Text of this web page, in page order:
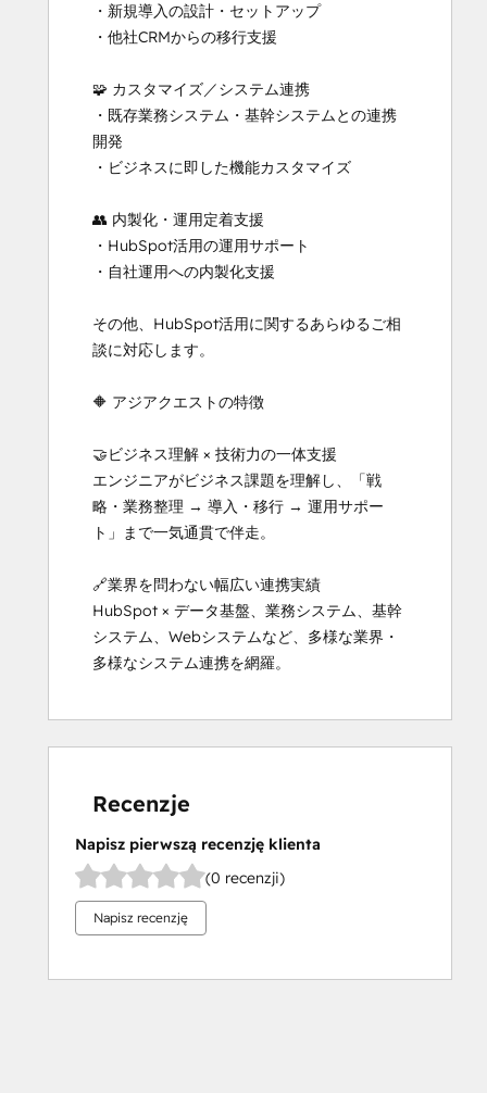
・新規導入の設計・セットアップ
・他社CRMからの移行支援
🧩 カスタマイズ／システム連携
・既存業務システム・基幹システムとの連携
開発
・ビジネスに即した機能カスタマイズ
👥 内製化・運用定着支援
・HubSpot活用の運用サポート
・自社運用への内製化支援
その他、HubSpot活用に関するあらゆるご相
談に対応します。
🔶 アジアクエストの特徴
🤝ビジネス理解 × 技術力の一体支援
エンジニアがビジネス課題を理解し、「戦
略・業務整理 → 導入・移行 → 運用サポー
ト」まで一気通貫で伴走。
🔗業界を問わない幅広い連携実績
HubSpot × データ基盤、業務システム、基幹
システム、Webシステムなど、多様な業界・
多様なシステム連携を網羅。
Recenzje
Napisz pierwszą recenzję klienta
(0 recenzji)
Napisz recenzję